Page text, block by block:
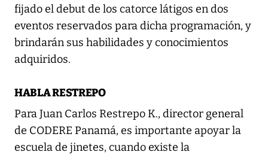
fijado el debut de los catorce látigos en dos
eventos reservados para dicha programación, y
brindarán sus habilidades y conocimientos
adquiridos.
HABLA RESTREPO
Para Juan Carlos Restrepo K., director general
de CODERE Panamá, es importante apoyar la
escuela de jinetes, cuando existe la